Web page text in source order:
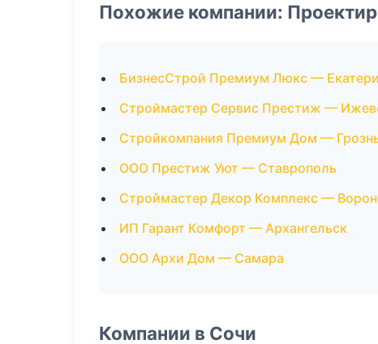
Похожие компании:
БизнесСтрой Премиум Люкс —
Строймастер Сервис Престиж —
Стройкомпания Премиум Дом —
ООО Престиж Уют — Ставрополь
Строймастер Декор Комплекс —
ИП Гарант Комфорт — Архангельск
ООО Архи Дом — Самара
Компании в Сочи